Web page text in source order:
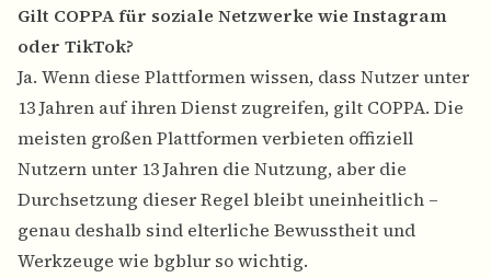
Gilt COPPA für soziale Netzwerke wie Instagram
oder TikTok?
Ja. Wenn diese Plattformen wissen, dass Nutzer unter
13 Jahren auf ihren Dienst zugreifen, gilt COPPA. Die
meisten großen Plattformen verbieten offiziell
Nutzern unter 13 Jahren die Nutzung, aber die
Durchsetzung dieser Regel bleibt uneinheitlich –
genau deshalb sind elterliche Bewusstheit und
Werkzeuge wie bgblur so wichtig.